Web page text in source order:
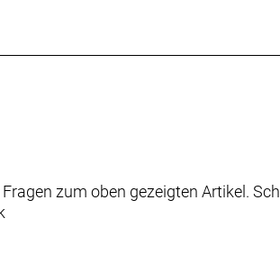
zum oben gezeigten Artikel.